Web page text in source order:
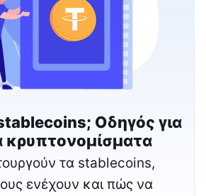
stablecoins; Οδηγός για
κρυπτονομίσματα
τα stablecoins,
ενέχουν και πώς να